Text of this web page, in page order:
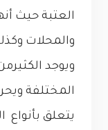
العتبة حيث
والمحلات
ويوجد
المختلفة
يتعلق بأنواع